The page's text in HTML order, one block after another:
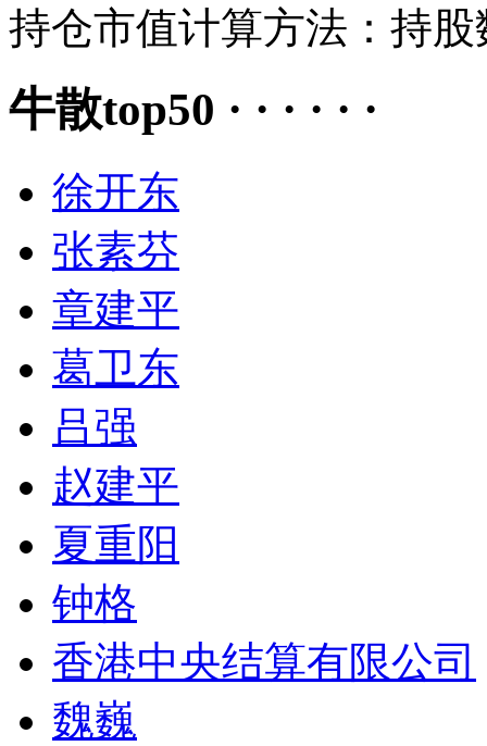
持仓市值计算方法：持
牛散top50 · · · · · ·
徐开东
张素芬
章建平
葛卫东
吕强
赵建平
夏重阳
钟格
香港中央结算有限公司
魏巍